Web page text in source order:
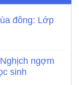
đông: Lớp
ngợm
sinh